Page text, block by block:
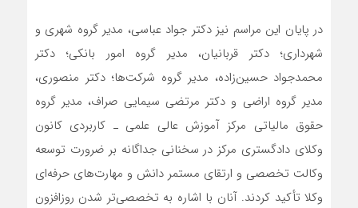
در پایان این مراسم نیز دکتر جواد عباسی، مدیر گروه شهری و
شهرداری؛ دکتر قربانیان، مدیر گروه امور بانکی؛ دکتر
محمدجواد حسین‌زاده، مدیر گروه شرکت‌ها؛ دکتر منصوری،
مدیر گروه اراضی و دکتر مرتضی سیمایی صراف، مدیر گروه
حقوق مالیاتی مرکز آموزش عالی علمی ـ کاربردی کانون
وکلای دادگستری مرکز در سخنانی جداگانه بر ضرورت توسعه
وکالت تخصصی و ارتقای مستمر دانش و مهارت‌های حرفه‌ای
وکلا تأکید کردند. آنان با اشاره به تخصصی‌تر شدن روزافزون